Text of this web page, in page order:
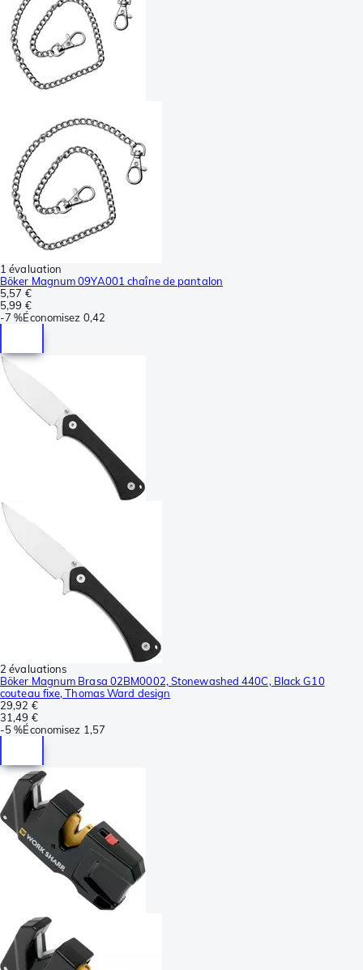
1 évaluation
Böker Magnum 09YA001 chaîne de pantalon
5,57 €
5,99 €
-7 %Économisez 0,42
2 évaluations
Böker Magnum Brasa 02BM0002, Stonewashed 440C, Black G10
couteau fixe, Thomas Ward design
29,92 €
31,49 €
-5 %Économisez 1,57